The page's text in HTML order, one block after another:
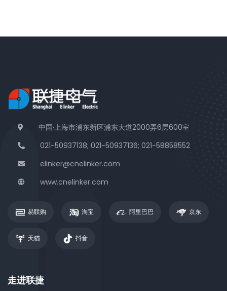
中国·上海市浦东新区浦东大道2000弄6层600室
021-50937138; 021-50937136; 021-58858552
elinker@cnelinker.com
www.cnelinker.com
易联购 淘宝 阿里巴巴 京东
天猫 抖音
走进联捷